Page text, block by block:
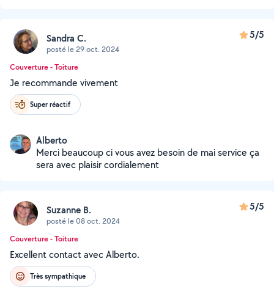
Sandra C.
posté le 29 oct. 2024
5/5
Couverture - Toiture
Je recommande vivement
Super réactif
Alberto
Merci beaucoup ci vous avez besoin de mai service ça
sera avec plaisir cordialement
Suzanne B.
posté le 08 oct. 2024
5/5
Couverture - Toiture
Excellent contact avec Alberto.
Très sympathique